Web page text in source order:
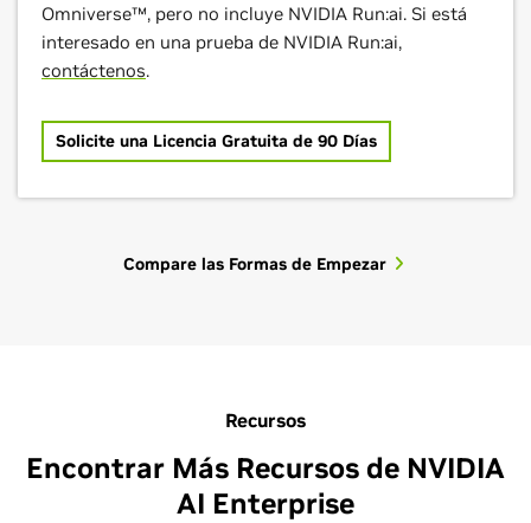
Omniverse™, pero no incluye NVIDIA Run:ai. Si está
interesado en una prueba de NVIDIA Run:ai,
contáctenos.
Solicite una Licencia Gratuita de 90 Días
Compare las Formas de Empezar
Recursos
Encontrar Más Recursos de NVIDIA
AI Enterprise